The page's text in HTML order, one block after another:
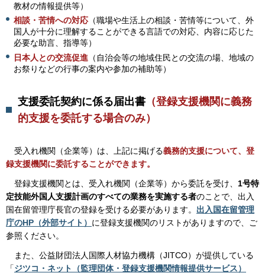
教材の情報提供等）
相談・苦情への対応 （職場や生活上の相談・苦情等について、外
国人が十分に理解することができる言語での対応、内容に応じた
必要な助言、指導等）
日本人との交流促進 （自治会等の地域住民との交流の場、地域の
お祭りなどの行事の案内や参加の補助等）
支援委託契約に係る届出書 （登録支援機関に義務
的支援を委託する場合のみ）
受 入れ機関（企業等）は、上記に掲げる義務的支援について、登
録支援機関に委託することができます。
登録支援機関とは、受入れ機関（企業等）から委託を受け、 1号特
定技能外国人支援計画のすべての業務を実施する者のことで、出入
国在留管理庁長官の登録を受ける必要があります。 出入国在留管理
庁のHP（外部サイト） に登録支援機関のリストがありますので、ご
参照ください。
ま た、公益財団法人国際人材協力機構（JITCO）が提供している
「ジツコ・ネット（監理団体・登録支援機関情報提供サービス）